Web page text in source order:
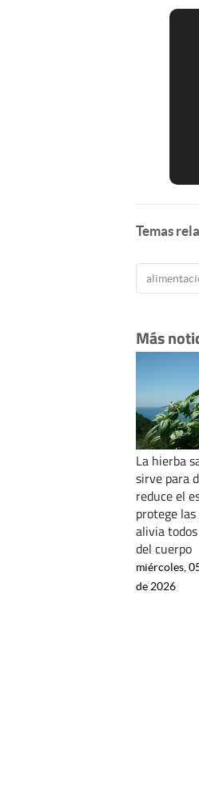
Temas
Más
La hierba
sirve para
reduce el
protege
alivia
del cuerpo
miércoles,
de 2026